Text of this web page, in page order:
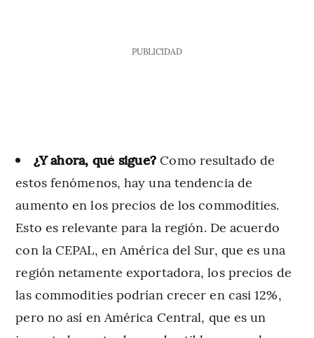
PUBLICIDAD
¿Y ahora, qué sigue? Como resultado de
estos fenómenos, hay una tendencia de
aumento en los precios de los commodities.
Esto es relevante para la región. De acuerdo
con la CEPAL, en América del Sur, que es una
región netamente exportadora, los precios de
las commodities podrían crecer en casi 12%,
pero no así en América Central, que es un